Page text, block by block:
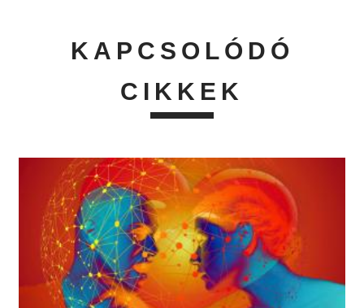
KAPCSOLÓDÓ
CIKKEK